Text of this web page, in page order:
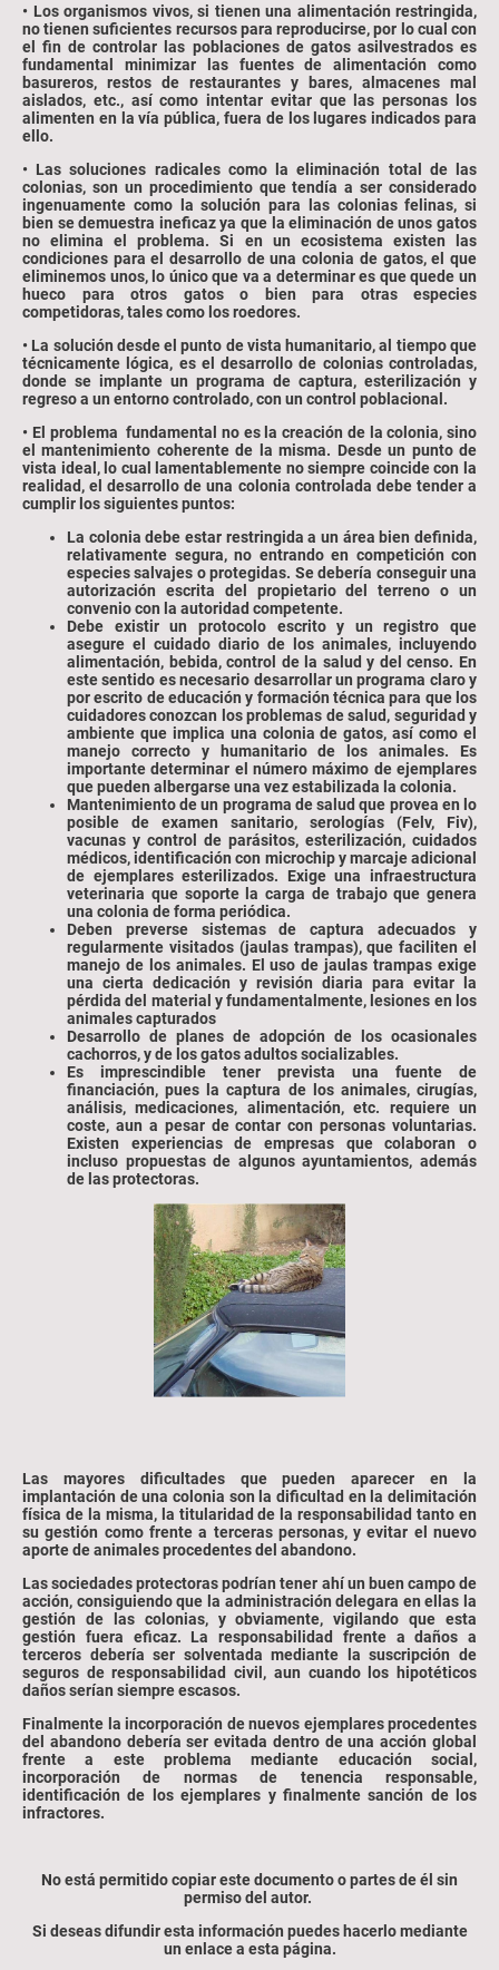
• Los organismos vivos, si tienen una alimentación restringida,
no tienen suficientes recursos para reproducirse, por lo cual con
el fin de controlar las poblaciones de gatos asilvestrados es
fundamental minimizar las fuentes de alimentación como
basureros, restos de restaurantes y bares, almacenes mal
aislados, etc., así como intentar evitar que las personas los
alimenten en la vía pública, fuera de los lugares indicados para
ello.
• Las soluciones radicales como la eliminación total de las
colonias, son un procedimiento que tendía a ser considerado
ingenuamente como la solución para las colonias felinas, si
bien se demuestra ineficaz ya que la eliminación de unos gatos
no elimina el problema. Si en un ecosistema existen las
condiciones para el desarrollo de una colonia de gatos, el que
eliminemos unos, lo único que va a determinar es que quede un
hueco para otros gatos o bien para otras especies
competidoras, tales como los roedores.
• La solución desde el punto de vista humanitario, al tiempo que
técnicamente lógica, es el desarrollo de colonias controladas,
donde se implante un programa de captura, esterilización y
regreso a un entorno controlado, con un control poblacional.
• El problema fundamental no es la creación de la colonia, sino
el mantenimiento coherente de la misma. Desde un punto de
vista ideal, lo cual lamentablemente no siempre coincide con la
realidad, el desarrollo de una colonia controlada debe tender a
cumplir los siguientes puntos:
La colonia debe estar restringida a un área bien definida,
relativamente segura, no entrando en competición con
especies salvajes o protegidas. Se debería conseguir una
autorización escrita del propietario del terreno o un
convenio con la autoridad competente.
Debe existir un protocolo escrito y un registro que
asegure el cuidado diario de los animales, incluyendo
alimentación, bebida, control de la salud y del censo. En
este sentido es necesario desarrollar un programa claro y
por escrito de educación y formación técnica para que los
cuidadores conozcan los problemas de salud, seguridad y
ambiente que implica una colonia de gatos, así como el
manejo correcto y humanitario de los animales. Es
importante determinar el número máximo de ejemplares
que pueden albergarse una vez estabilizada la colonia.
Mantenimiento de un programa de salud que provea en lo
posible de examen sanitario, serologías (Felv, Fiv),
vacunas y control de parásitos, esterilización, cuidados
médicos, identificación con microchip y marcaje adicional
de ejemplares esterilizados. Exige una infraestructura
veterinaria que soporte la carga de trabajo que genera
una colonia de forma periódica.
Deben preverse sistemas de captura adecuados y
regularmente visitados (jaulas trampas), que faciliten el
manejo de los animales. El uso de jaulas trampas exige
una cierta dedicación y revisión diaria para evitar la
pérdida del material y fundamentalmente, lesiones en los
animales capturados
Desarrollo de planes de adopción de los ocasionales
cachorros, y de los gatos adultos socializables.
Es imprescindible tener prevista una fuente de
financiación, pues la captura de los animales, cirugías,
análisis, medicaciones, alimentación, etc. requiere un
coste, aun a pesar de contar con personas voluntarias.
Existen experiencias de empresas que colaboran o
incluso propuestas de algunos ayuntamientos, además
de las protectoras.
Las mayores dificultades que pueden aparecer en la
implantación de una colonia son la dificultad en la delimitación
física de la misma, la titularidad de la responsabilidad tanto en
su gestión como frente a terceras personas, y evitar el nuevo
aporte de animales procedentes del abandono.
Las sociedades protectoras podrían tener ahí un buen campo de
acción, consiguiendo que la administración delegara en ellas la
gestión de las colonias, y obviamente, vigilando que esta
gestión fuera eficaz. La responsabilidad frente a daños a
terceros debería ser solventada mediante la suscripción de
seguros de responsabilidad civil, aun cuando los hipotéticos
daños serían siempre escasos.
Finalmente la incorporación de nuevos ejemplares procedentes
del abandono debería ser evitada dentro de una acción global
frente a este problema mediante educación social,
incorporación de normas de tenencia responsable,
identificación de los ejemplares y finalmente sanción de los
infractores.
No está permitido copiar este documento o partes de él sin
permiso del autor.
Si deseas difundir esta información puedes hacerlo mediante
un enlace a esta página.